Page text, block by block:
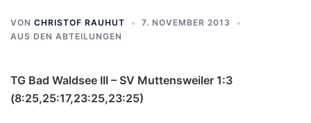
VON CHRISTOF RAUHUT
7. NOVEMBER 2013
AUS DEN ABTEILUNGEN
TG Bad Waldsee III – SV Muttensweiler 1:3
(8:25,25:17,23:25,23:25)